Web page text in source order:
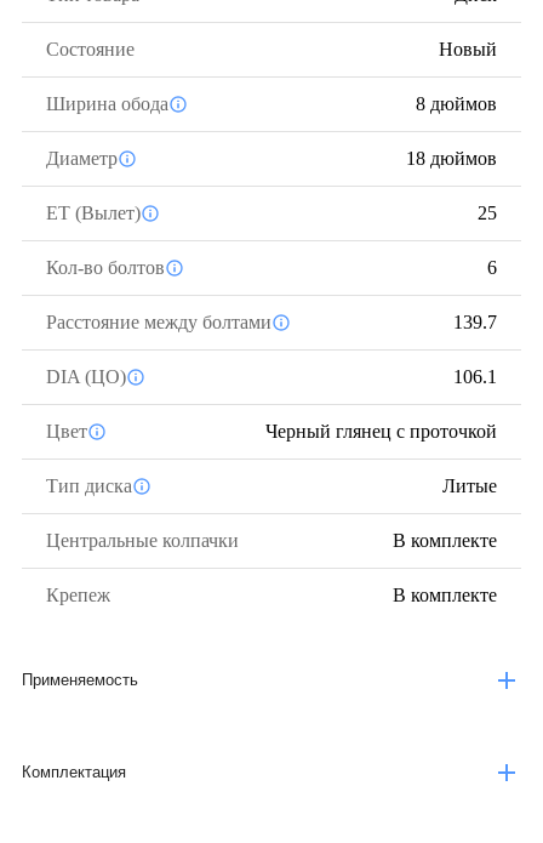
Состояние Новый
Ширина обода 8 дюймов
Диаметр 18 дюймов
ЕТ (Вылет) 25
Кол-во болтов 6
Расстояние между болтами 139.7
DIA (ЦО) 106.1
Цвет Черный глянец с проточкой
Тип диска Литые
Центральные колпачки В комплекте
Крепеж В комплекте
Применяемость
Комплектация